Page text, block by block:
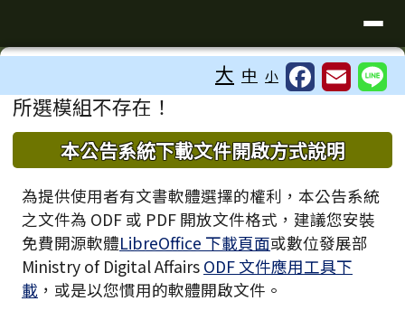
臺南市歸仁區文化國小全球資訊站
⏸
大 中 小
主內容區域
所選模組不存在！
下中區域內容
本公告系統下載文件開啟方式說明
為提供使用者有文書軟體選擇的權利，本公告系統
之文件為 ODF 或 PDF 開放文件格式，建議您安裝
免費開源軟體LibreOffice 下載頁面或數位發展部
Ministry of Digital Affairs ODF 文件應用工具下
載 ，或是以您慣用的軟體開啟文件。
頁尾區域